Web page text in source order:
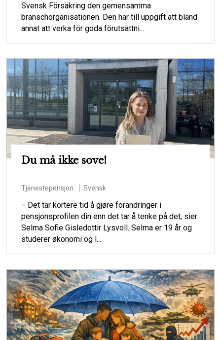
Svensk Försäkring den gemensamma
branschorganisationen. Den har till uppgift att bland
annat att verka för goda förutsättni...
Du må ikke sove!
Tjenestepensjon Svensk
− Det tar kortere tid å gjøre forandringer i
pensjonsprofilen din enn det tar å tenke på det, sier
Selma Sofie Gisledottir Lysvoll. Selma er 19 år og
studerer økonomi og l...